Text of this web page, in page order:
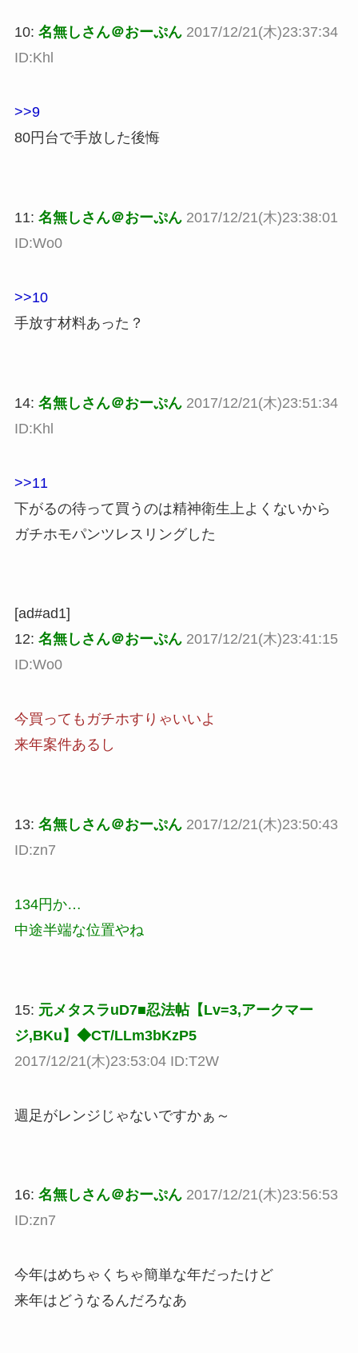
10: 名無しさん＠おーぷん 2017/12/21(木)23:37:34
ID:Khl
>>9
80円台で手放した後悔
11: 名無しさん＠おーぷん 2017/12/21(木)23:38:01
ID:Wo0
>>10
手放す材料あった？
14: 名無しさん＠おーぷん 2017/12/21(木)23:51:34
ID:Khl
>>11
下がるの待って買うのは精神衛生上よくないから
ガチホモパンツレスリングした
[ad#ad1]
12: 名無しさん＠おーぷん 2017/12/21(木)23:41:15
ID:Wo0
今買ってもガチホすりゃいいよ
来年案件あるし
13: 名無しさん＠おーぷん 2017/12/21(木)23:50:43
ID:zn7
134円か…
中途半端な位置やね
15: 元メタスラuD7■忍法帖【Lv=3,アークマー
ジ,BKu】◆CT/LLm3bKzP5
2017/12/21(木)23:53:04 ID:T2W
週足がレンジじゃないですかぁ～
16: 名無しさん＠おーぷん 2017/12/21(木)23:56:53
ID:zn7
今年はめちゃくちゃ簡単な年だったけど
来年はどうなるんだろなあ